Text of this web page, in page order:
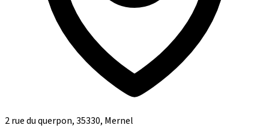
2 rue du querpon, 35330, Mernel